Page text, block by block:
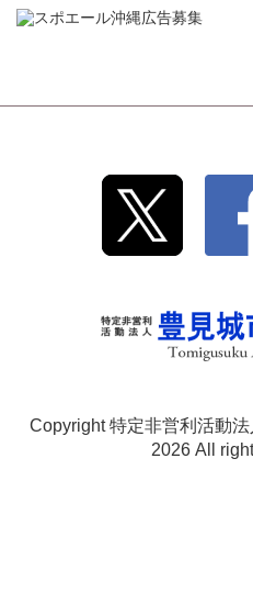
Copyright 特定非営利活動
2026 All